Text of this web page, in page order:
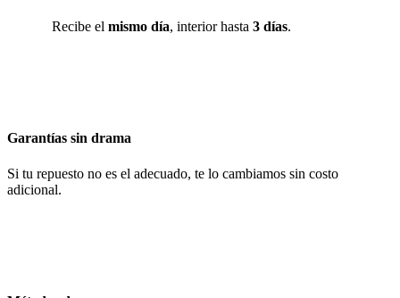
Recibe el mismo día, interior hasta 3 días.
Garantías sin drama
Si tu repuesto no es el adecuado, te lo cambiamos sin costo
adicional.